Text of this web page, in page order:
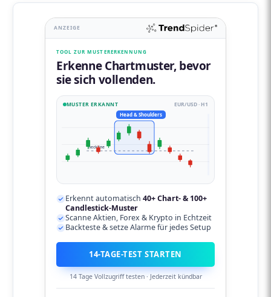
ANZEIGE
TOOL ZUR MUSTERERKENNUNG
Erkenne Chartmuster, bevor
sie sich vollenden.
MUSTER ERKANNT EUR/USD · H1
neckline
Head & Shoulders
Erkennt automatisch 40+ Chart- & 100+
Candlestick-Muster
Scanne Aktien, Forex & Krypto in Echtzeit
Backteste & setze Alarme für jedes Setup
14-TAGE-TEST STARTEN
14 Tage Vollzugriff testen · Jederzeit kündbar